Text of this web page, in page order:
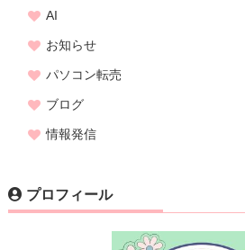
AI
お知らせ
パソコン転売
ブログ
情報発信
プロフィール